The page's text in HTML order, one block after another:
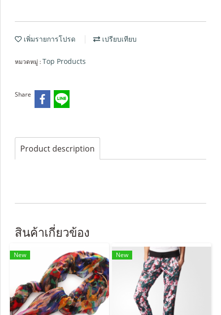
เพิ่มรายการโปรด เปรียบเทียบ
หมวดหมู่ :Top Products
Share
Product description
สินค้าเกี่ยวข้อง
New New